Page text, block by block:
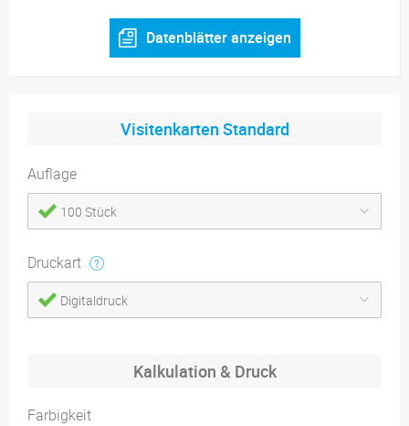
Datenblätter anzeigen
Visitenkarten Standard
Auflage
100 Stück
Druckart
Digitaldruck
Kalkulation & Druck
Farbigkeit